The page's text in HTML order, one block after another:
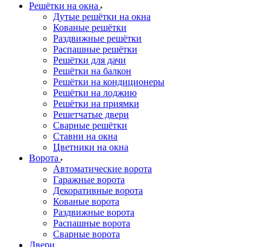
Решётки на окна
Дутые решётки на окна
Кованые решётки
Раздвижные решётки
Распашные решётки
Решётки для дачи
Решётки на балкон
Решётки на кондиционеры
Решётки на лоджию
Решётки на приямки
Решетчатые двери
Сварные решётки
Ставни на окна
Цветники на окна
Ворота
Автоматические ворота
Гаражные ворота
Декоративные ворота
Кованые ворота
Раздвижные ворота
Распашные ворота
Сварные ворота
Двери